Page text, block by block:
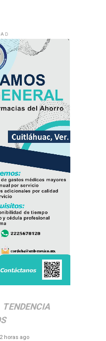
TENDENCIA
2 horas ago